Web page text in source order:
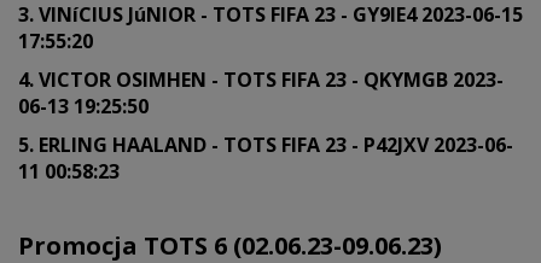
3. VINíCIUS JúNIOR - TOTS FIFA 23 - GY9IE4 2023-06-15
17:55:20
4. VICTOR OSIMHEN - TOTS FIFA 23 - QKYMGB 2023-
06-13 19:25:50
5. ERLING HAALAND - TOTS FIFA 23 - P42JXV 2023-06-
11 00:58:23
Promocja TOTS 6 (02.06.23-09.06.23)